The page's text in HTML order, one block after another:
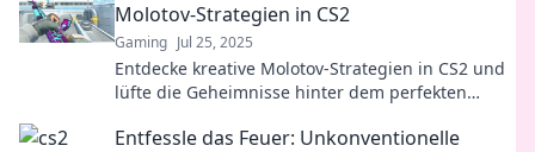
Molotov-Strategien in CS2
Gaming Jul 25, 2025
Entdecke kreative Molotov-Strategien in CS2 und
lüfte die Geheimnisse hinter dem perfekten
Entfessle das Feuer: Unkonventionelle